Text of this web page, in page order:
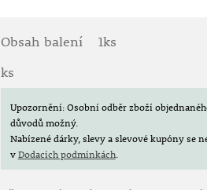
Obsah balení
1ks
ks
Upozornění: Osobní odběr zboží
důvodů možný.
Nabízené dárky, slevy a slevové kupóny se
vDodacích podmínkách.